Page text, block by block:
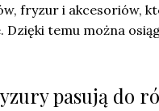
fryzur i akcesoriów,
temu można
pasują do